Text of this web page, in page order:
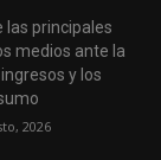
las principales
medios ante la
y los
2026